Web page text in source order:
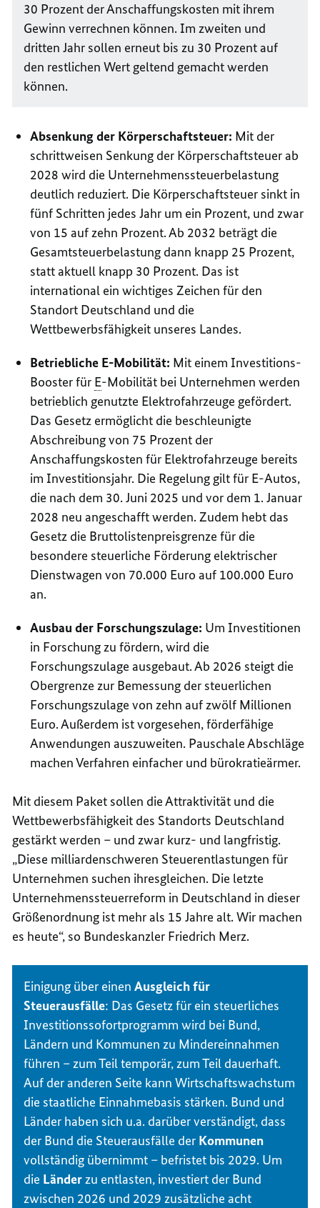
30 Prozent der Anschaffungskosten mit ihrem
Gewinn verrechnen können. Im zweiten und
dritten Jahr sollen erneut bis zu 30 Prozent auf
den restlichen Wert geltend gemacht werden
können.
Absenkung der Körperschaftsteuer: Mit der
schrittweisen Senkung der Körperschaftsteuer ab
2028 wird die Unternehmenssteuerbelastung
deutlich reduziert. Die Körperschaftsteuer sinkt in
fünf Schritten jedes Jahr um ein Prozent, und zwar
von 15 auf zehn Prozent. Ab 2032 beträgt die
Gesamtsteuerbelastung dann knapp 25 Prozent,
statt aktuell knapp 30 Prozent. Das ist
international ein wichtiges Zeichen für den
Standort Deutschland und die
Wettbewerbsfähigkeit unseres Landes.
Betriebliche E-Mobilität: Mit einem Investitions-
Boosterfür E-Mobilität bei Unternehmen werden
betrieblich genutzte Elektrofahrzeuge gefördert.
Das Gesetz ermöglicht die beschleunigte
Abschreibung von 75 Prozent der
Anschaffungskosten für Elektrofahrzeuge bereits
im Investitionsjahr. Die Regelung gilt für E-Autos,
die nach dem 30. Juni 2025 und vor dem 1. Januar
2028 neu angeschafft werden. Zudem hebt das
Gesetz die Bruttolistenpreisgrenze für die
besondere steuerliche Förderung elektrischer
Dienstwagen von 70.000 Euro auf 100.000 Euro
an.
Ausbau der Forschungszulage: Um Investitionen
in Forschung zu fördern, wird die
Forschungszulage ausgebaut. Ab 2026 steigt die
Obergrenze zur Bemessung der steuerlichen
Forschungszulage von zehn auf zwölf Millionen
Euro. Außerdem ist vorgesehen, förderfähige
Anwendungen auszuweiten. Pauschale Abschläge
machen Verfahren einfacher und bürokratieärmer.
Mit diesem Paket sollen die Attraktivität und die
Wettbewerbsfähigkeit des Standorts Deutschland
gestärkt werden – und zwar kurz- und langfristig.
„Diese milliardenschweren Steuerentlastungen für
Unternehmen suchen ihresgleichen. Die letzte
Unternehmenssteuerreform in Deutschland in dieser
Größenordnung ist mehr als 15 Jahre alt. Wir machen
es heute“, so Bundeskanzler Friedrich Merz.
Einigung über einenAusgleich für
Steuerausfälle: Das Gesetz für ein steuerliches
Investitionssofortprogramm wird bei Bund,
Ländern und Kommunen zu Mindereinnahmen
führen – zum Teil temporär, zum Teil dauerhaft.
Auf der anderen Seite kann Wirtschaftswachstum
die staatliche Einnahmebasis stärken. Bund und
Länder haben sich u.a. darüber verständigt, dass
der Bund die Steuerausfälle der Kommunen
vollständig übernimmt – befristet bis 2029. Um
die Länderzu entlasten, investiert der Bund
zwischen 2026 und 2029 zusätzliche acht